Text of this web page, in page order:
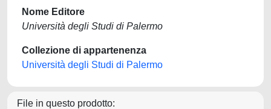
Nome Editore
Università degli Studi di Palermo
Collezione di appartenenza
Università degli Studi di Palermo
File in questo prodotto: